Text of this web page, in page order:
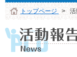
全印刷概要
目的と役割
トップページ > 活